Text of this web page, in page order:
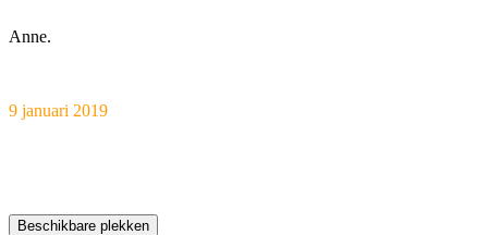
Anne.
9 januari 2019
Beschikbare plekken